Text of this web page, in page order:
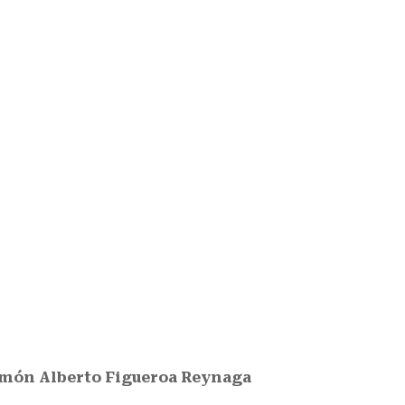
Alberto Figueroa Reynaga